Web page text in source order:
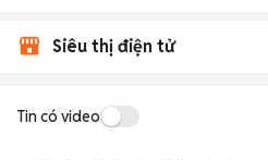
Siêu thị điện tử
Tin có video